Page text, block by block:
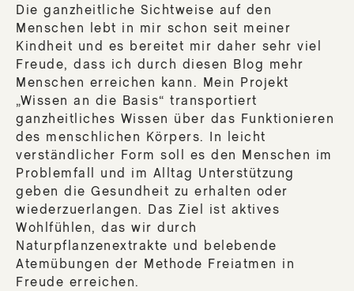
Die ganzheitliche Sichtweise auf den
Menschen lebt in mir schon seit meiner
Kindheit und es bereitet mir daher sehr viel
Freude, dass ich durch diesen Blog mehr
Menschen erreichen kann. Mein Projekt
„Wissen an die Basis“ transportiert
ganzheitliches Wissen über das Funktionieren
des menschlichen Körpers. In leicht
verständlicher Form soll es den Menschen im
Problemfall und im Alltag Unterstützung
geben die Gesundheit zu erhalten oder
wiederzuerlangen. Das Ziel ist aktives
Wohlfühlen, das wir durch
Naturpflanzenextrakte und belebende
Atemübungen der Methode Freiatmen in
Freude erreichen.